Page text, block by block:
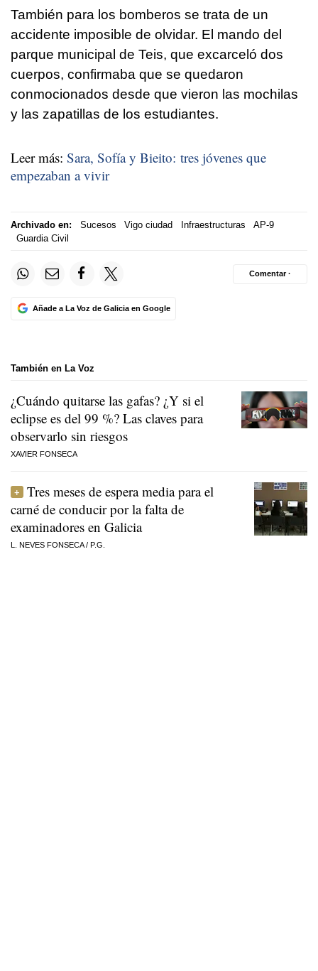
También para los bomberos se trata de un
accidente imposible de olvidar. El mando del
parque municipal de Teis, que excarceló dos
cuerpos, confirmaba que se quedaron
conmocionados desde que vieron las mochilas
y las zapatillas de los estudiantes.
Leer más: Sara, Sofía y Bieito: tres jóvenes que
empezaban a vivir
Archivado en: Sucesos Vigo ciudad Infraestructuras
AP-9
Guardia Civil
Añade a La Voz de Galicia en Google
Comentar ·
También en La Voz
¿Cuándo quitarse las gafas? ¿Y si el
eclipse es del 99 %? Las claves para
observarlo sin riesgos
XAVIER FONSECA
Tres meses de espera media para el
carné de conducir por la falta de
examinadores en Galicia
L. NEVES FONSECA/ P.G.